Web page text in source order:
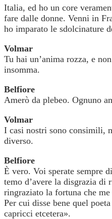
Italia, ed ho un core
fare dalle donne. Venni in
ho imparato le sdolcinature
Volmar
Tu hai un’anima rozza, e
insomma.
Belfiore
Amerò da plebeo. Ognuno
Volmar
I casi nostri sono consimili,
diverso.
Belfiore
È vero. Voi sperate sempre
temo d’avere la disgrazia di
ringraziato la fortuna che
Per cui disse bene quel
capricci etcetera».